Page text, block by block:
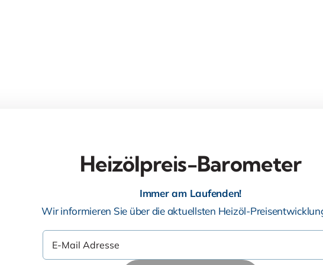
Heizölpreis-Barometer
Immer am Laufenden!
Wir informieren Sie über die aktuellsten Heizöl-